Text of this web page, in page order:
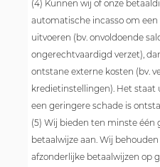
(4) Kunnen wij of onze
automatische incasso om
uitvoeren (bv. onvoldoende
ongerechtvaardigd verzet),
ontstane externe kosten (bv.
kredietinstellingen). Het staat
een geringere schade is
(5) Wij bieden ten minste één
betaalwijze aan. Wij
afzonderlijke betaalwijzen op